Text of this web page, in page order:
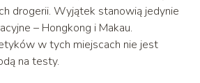
drogerii. Wyjątek stanowią jedynie
– Hongkong i Makau.
w tych miejscach nie jest
na testy.